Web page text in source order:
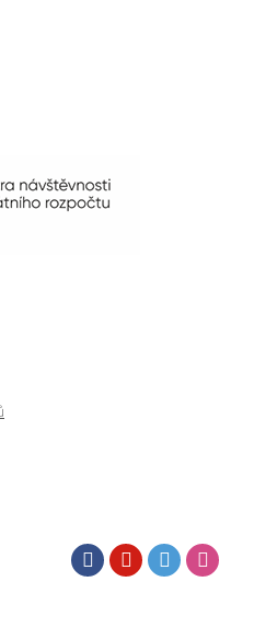
FacebookYoutubeTwitter